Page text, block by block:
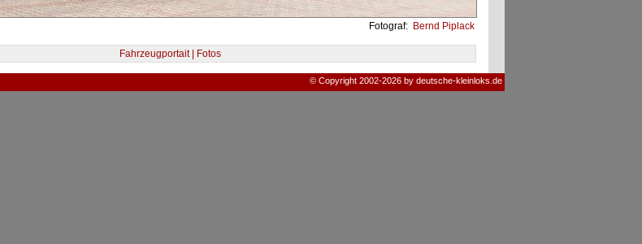
Fotograf: Bernd Piplack
Fahrzeugportait | Fotos
© Copyright 2002-2026 by deutsche-kleinloks.de